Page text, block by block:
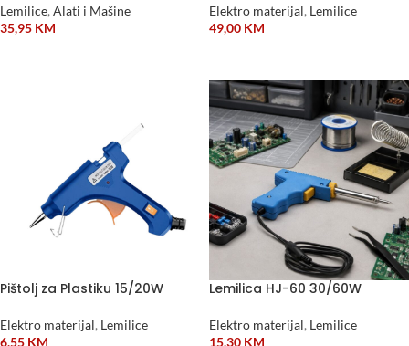
Lemilice, Alati i Mašine
35,95 KM
Elektro materijal, Lemilice
49,00 KM
Pištolj za Plastiku 15/20W
Elektro materijal, Lemilice
6,55 KM
Lemilica HJ-60 30/60W
Elektro materijal, Lemilice
15,30 KM